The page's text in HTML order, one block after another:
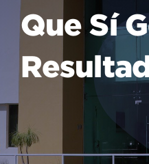
Que Sí